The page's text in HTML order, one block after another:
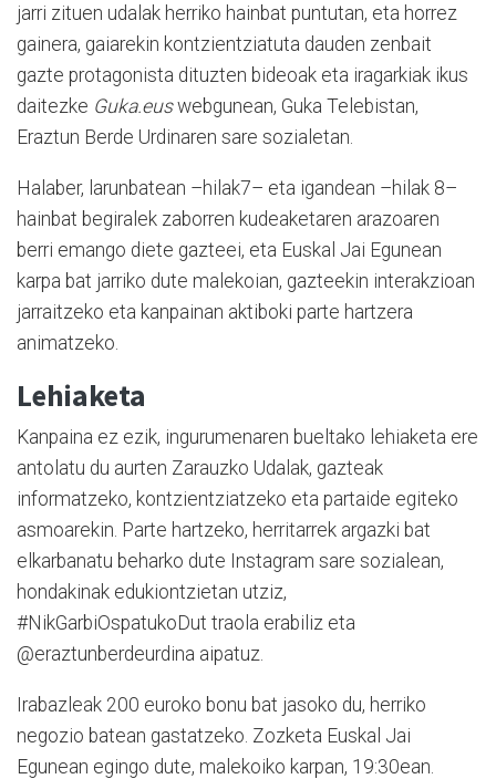
jarri zituen udalak herriko hainbat puntutan, eta horrez
gainera, gaiarekin kontzientziatuta dauden zenbait
gazte protagonista dituzten bideoak eta iragarkiak ikus
daitezke Guka.euswebgunean, Guka Telebistan,
Eraztun Berde Urdinaren sare sozialetan.
Halaber, larunbatean –hilak7– eta igandean –hilak 8–
hainbat begiralek zaborren kudeaketaren arazoaren
berri emango diete gazteei, eta Euskal Jai Egunean
karpa bat jarriko dute malekoian, gazteekin interakzioan
jarraitzeko eta kanpainan aktiboki parte hartzera
animatzeko.
Lehiaketa
Kanpaina ez ezik, ingurumenaren bueltako lehiaketa ere
antolatu du aurten Zarauzko Udalak, gazteak
informatzeko, kontzientziatzeko eta partaide egiteko
asmoarekin. Parte hartzeko, herritarrek argazki bat
elkarbanatu beharko dute Instagram sare sozialean,
hondakinak edukiontzietan utziz,
#NikGarbiOspatukoDut traola erabiliz eta
@eraztunberdeurdina aipatuz.
Irabazleak 200 euroko bonu bat jasoko du, herriko
negozio batean gastatzeko. Zozketa Euskal Jai
Egunean egingo dute, malekoiko karpan, 19:30ean.